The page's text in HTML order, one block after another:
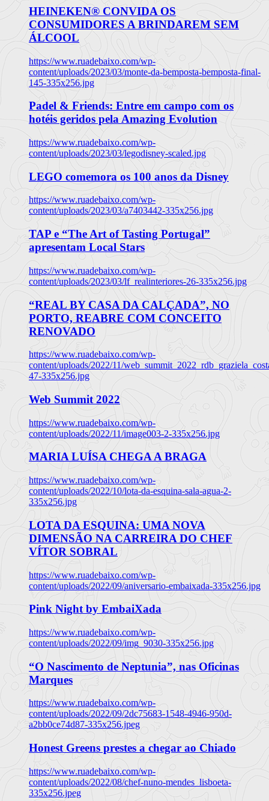
HEINEKEN® CONVIDA OS
CONSUMIDORES A BRINDAREM SEM
ÁLCOOL
https://www.ruadebaixo.com/wp-
content/uploads/2023/03/monte-da-bemposta-bemposta-final-
145-335x256.jpg
Padel & Friends: Entre em campo com os
hotéis geridos pela Amazing Evolution
https://www.ruadebaixo.com/wp-
content/uploads/2023/03/legodisney-scaled.jpg
LEGO comemora os 100 anos da Disney
https://www.ruadebaixo.com/wp-
content/uploads/2023/03/a7403442-335x256.jpg
TAP e “The Art of Tasting Portugal”
apresentam Local Stars
https://www.ruadebaixo.com/wp-
content/uploads/2023/03/lf_realinteriores-26-335x256.jpg
“REAL BY CASA DA CALÇADA”, NO
PORTO, REABRE COM CONCEITO
RENOVADO
https://www.ruadebaixo.com/wp-
content/uploads/2022/11/
47-335x256.jpg
Web Summit 2022
https://www.ruadebaixo.com/wp-
content/uploads/2022/11/image003-2-335x256.jpg
MARIA LUÍSA CHEGA A BRAGA
https://www.ruadebaixo.com/wp-
content/uploads/2022/10/lota-da-esquina-sala-agua-2-
335x256.jpg
LOTA DA ESQUINA: UMA NOVA
DIMENSÃO NA CARREIRA DO CHEF
VÍTOR SOBRAL
https://www.ruadebaixo.com/wp-
content/uploads/2022/09/aniversario-embaixada-335x256.jpg
Pink Night by EmbaiXada
https://www.ruadebaixo.com/wp-
content/uploads/2022/09/img_9030-335x256.jpg
“O Nascimento de Neptunia”, nas Oficinas
Marques
https://www.ruadebaixo.com/wp-
content/uploads/2022/09/2dc75683-1548-4946-950d-
a2bb0ce74d87-335x256.jpeg
Honest Greens prestes a chegar ao Chiado
https://www.ruadebaixo.com/wp-
content/uploads/2022/08/chef-nuno-mendes_lisboeta-
335x256.jpeg